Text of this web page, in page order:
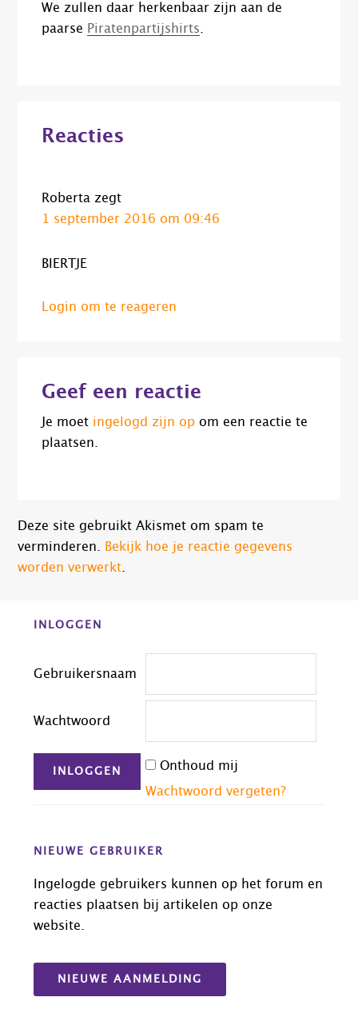
We zullen daar herkenbaar zijn aan de
paarse Piratenpartijshirts
Interacties
Reacties
Roberta zegt
1 september 2016 om 09:46
BIERTJE
Login om te reageren
Geef een reactie
Je moet ingelogd zijn op om een reactie te
plaatsen.
Deze site gebruikt Akismet om spam te
verminderen. Bekijk hoe je reactie gegevens
worden verwerkt.
Before
INLOGGEN
Gebruikersnaam
Wachtwoord
Onthoud mij
Wachtwoord vergeten?
NIEUWE GEBRUIKER
Ingelogde gebruikers kunnen op het forum en
reacties plaatsen bij artikelen op onze
website.
NIEUWE AANMELDING